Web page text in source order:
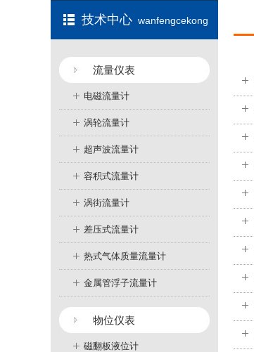
技术中心 wanfengcekong
流量仪表
电磁流量计
涡轮流量计
超声波流量计
容积式流量计
涡街流量计
差压式流量计
热式气体质量流量计
金属管浮子流量计
物位仪表
磁翻板液位计